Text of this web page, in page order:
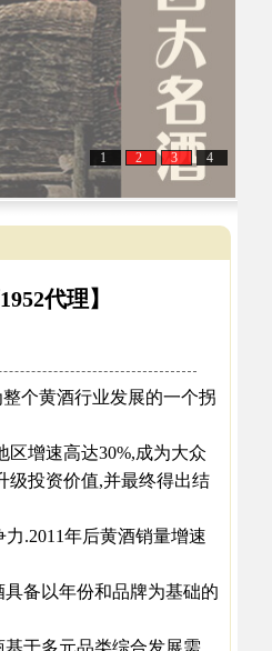
1 2 3 4
代理】
个黄酒行业发展的一个拐
增速高达30%,成为大众
级投资价值,并最终得出结
.2011年后黄酒销量增速
备以年份和品牌为基础的
于多元品类综合发展需